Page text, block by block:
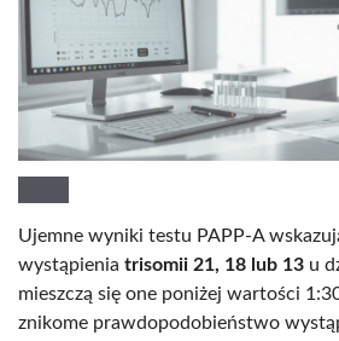
Ujemne wyniki testu PAPP-A
wystąpienia trisomii 21, 18 lub 13 u
mieszczą się one poniżej wartości
znikome prawdopodobieństwo